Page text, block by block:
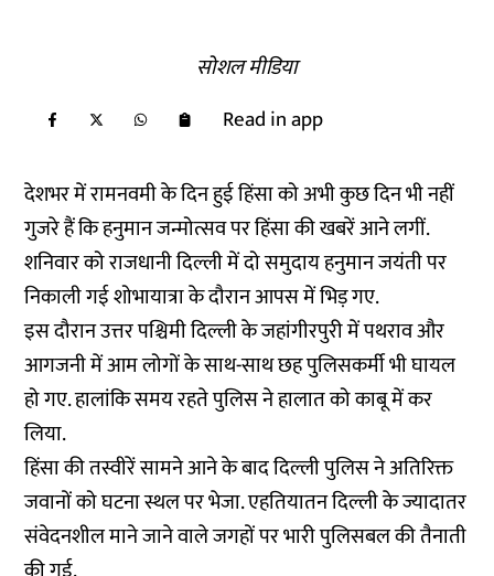
सोशल मीडिया
Read in app
देशभर में रामनवमी के दिन हुई हिंसा को अभी कुछ दिन भी नहीं
गुजरे हैं कि हनुमान जन्मोत्सव पर हिंसा की खबरें आने लगीं.
शनिवार को राजधानी दिल्ली में दो समुदाय हनुमान जयंती पर
निकाली गई शोभायात्रा के दौरान आपस में भिड़ गए.
इस दौरान उत्तर पश्चिमी दिल्ली के जहांगीरपुरी में पथराव और
आगजनी में आम लोगों के साथ-साथ छह पुलिसकर्मी भी घायल
हो गए. हालांकि समय रहते पुलिस ने हालात को काबू में कर
लिया.
हिंसा की तस्वीरें सामने आने के बाद दिल्ली पुलिस ने अतिरिक्त
जवानों को घटना स्थल पर भेजा. एहतियातन दिल्ली के ज्यादातर
संवेदनशील माने जाने वाले जगहों पर भारी पुलिसबल की तैनाती